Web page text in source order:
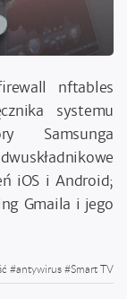
nftables
systemu
Samsunga
iOS i Android;
Gmaila i jego
#antywirus#Smart TV